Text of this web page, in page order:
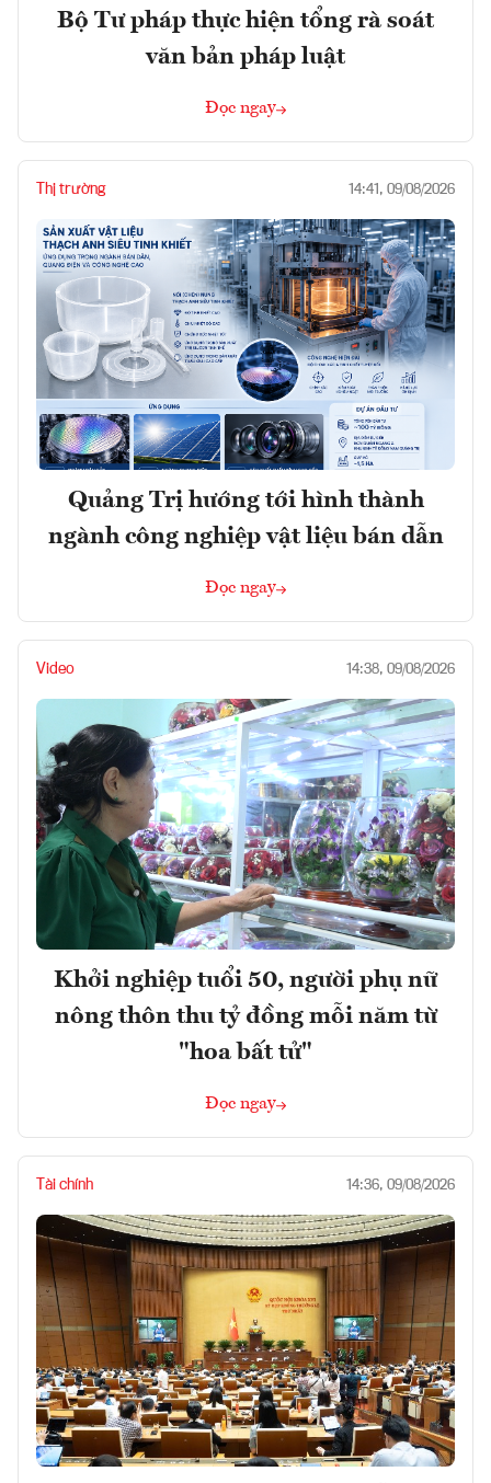
Bộ Tư pháp thực hiện tổng rà soát
văn bản pháp luật
Đọc ngay
Thị trường 14:41, 09/08/2026
Quảng Trị hướng tới hình thành
ngành công nghiệp vật liệu bán dẫn
Đọc ngay
Video 14:38, 09/08/2026
Khởi nghiệp tuổi 50, người phụ nữ
nông thôn thu tỷ đồng mỗi năm từ
"hoa bất tử"
Đọc ngay
Tài chính 14:36, 09/08/2026